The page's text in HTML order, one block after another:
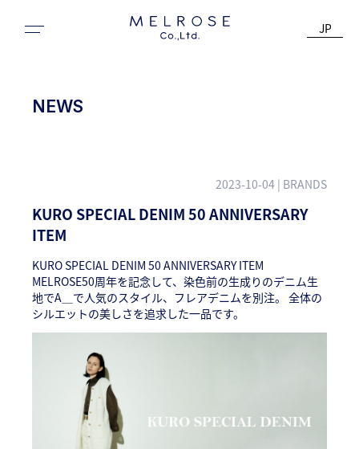
JP
NEWS
2023-10-04 | BRANDS
KURO SPECIAL DENIM 50 ANNIVERSARY
ITEM
KURO SPECIAL DENIM 50 ANNIVERSARY ITEM
MELROSE50周年を記念して、染色前の生成りのデニム生
地でA＿で人気のスタイル、フレアデニムを別注。 全体の
シルエットの美しさを追求した一品です。